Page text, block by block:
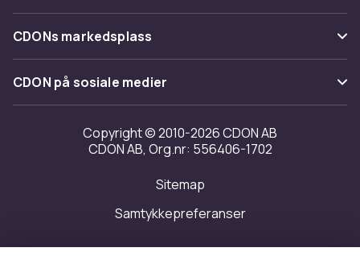
Tilbakekallinger
Varemerker
Om oss
Kundeanmeldelser
Jobbe på CDON
Investor relations
Tilgjengelighet
CDONs markedsplass
Merchant Help Center
CDON på sosiale medier
Copyright © 2010-2026 CDON AB
CDON AB, Org.nr: 556406-1702
Sitemap
Samtykkepreferanser